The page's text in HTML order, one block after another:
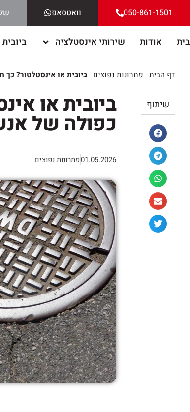
050-861-1501 וואטסאפ
בית אודות שירותי אינסטלציה
דף הבית פתרונות נפוצים ביובית או אינסטלטור?
שיתוף ביובית או
כפולה של
01.05.2026פתרונות נפוצים